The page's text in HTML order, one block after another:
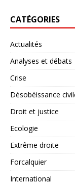
CATÉGORIES
Actualités
Analyses et débats
Crise
Désobéissance
Droit et justice
Ecologie
Extrême droite
Forcalquier
International